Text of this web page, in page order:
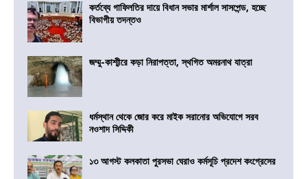
কর্তব্যে গাফিলতির দায়ে বিধান সভার মার্শাল সাসপেন্ড, হচ্ছে
বিভাগীয় তদন্তও
জম্মু-কাশ্মীরে কড়া নিরাপত্তা, স্থগিত অমরনাথ যাত্রা
ধর্মস্থান থেকে জোর করে মাইক সরানোর অভিযোগে সরব
নওশাদ সিদ্দিকী
১৩ আগস্ট কলকাতা পুরসভা ঘেরাও কর্মসূচি প্রদেশ কংগ্রেসের